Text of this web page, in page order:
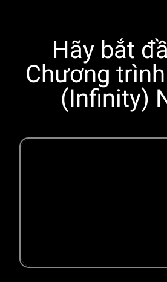
Hãy bắt
Chương
(Infinity)